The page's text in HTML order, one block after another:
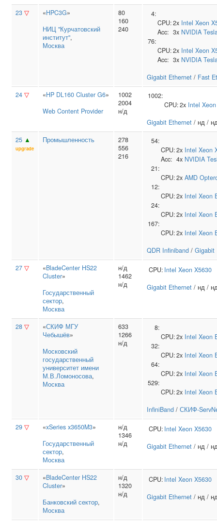
23 ▽ «HPC3G»
НИЦ "Курчатовский
институт",
Москва
80
160
240
4:
CPU:2x Intel Xeon
Acc: 3x NVIDIA
76:
CPU:2x Intel Xeon
Acc: 3x NVIDIA
Gigabit Ethernet / Fast
24 ▽ «HP DL160 Cluster G6»
Web Content Provider
1002
2004
н/д
1002:
CPU:2x Intel
Gigabit Ethernet / нд /
25 ▲
upgrade
Промышленность
278
556
216
54:
CPU:2x Intel Xeon
Acc: 4x NVIDIA
21:
CPU:2x AMD
12:
CPU:2x Intel Xeon
24:
CPU:2x Intel Xeon
167:
CPU:2x Intel Xeon
QDR Infiniband / Gigabit
27 ▽ «BladeCenter HS22
Cluster»
Государственный
сектор,
Москва
н/д
1462
н/д
CPU: Intel Xeon X5630
Gigabit Ethernet / нд /
28 ▽ «СКИФ МГУ
Чебышёв»
Московский
государственный
университет имени
М.В.Ломоносова,
Москва
633
1266
н/д
8:
CPU:2x Intel Xeon
32:
CPU:2x Intel Xeon
64:
CPU:2x Intel Xeon
529:
CPU:2x Intel Xeon
InfiniBand / СКИФ-
29 ▽ «xSeries x3650M3»
Государственный
сектор,
Москва
н/д
1346
н/д
CPU: Intel Xeon X5630
Gigabit Ethernet / нд /
30 ▽ «BladeCenter HS22
Cluster»
Банковский сектор,
Москва
н/д
1320
н/д
CPU: Intel Xeon X5630
Gigabit Ethernet / нд /